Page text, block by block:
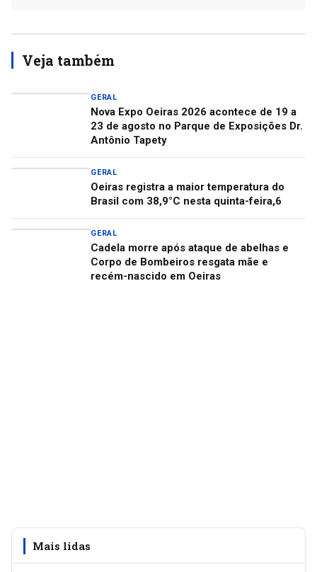
Veja também
GERAL
Nova Expo Oeiras 2026 acontece de 19 a
23 de agosto no Parque de Exposições Dr.
Antônio Tapety
GERAL
Oeiras registra a maior temperatura do
Brasil com 38,9°C nesta quinta-feira,6
GERAL
Cadela morre após ataque de abelhas e
Corpo de Bombeiros resgata mãe e
recém-nascido em Oeiras
Mais lidas